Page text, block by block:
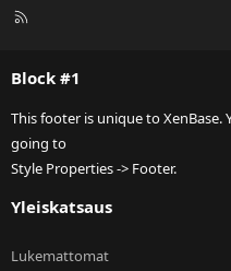
R
Block #1
This footer is unique to XenBase.
going to
Style Properties -> Footer.
Yleiskatsaus
Lukemattomat